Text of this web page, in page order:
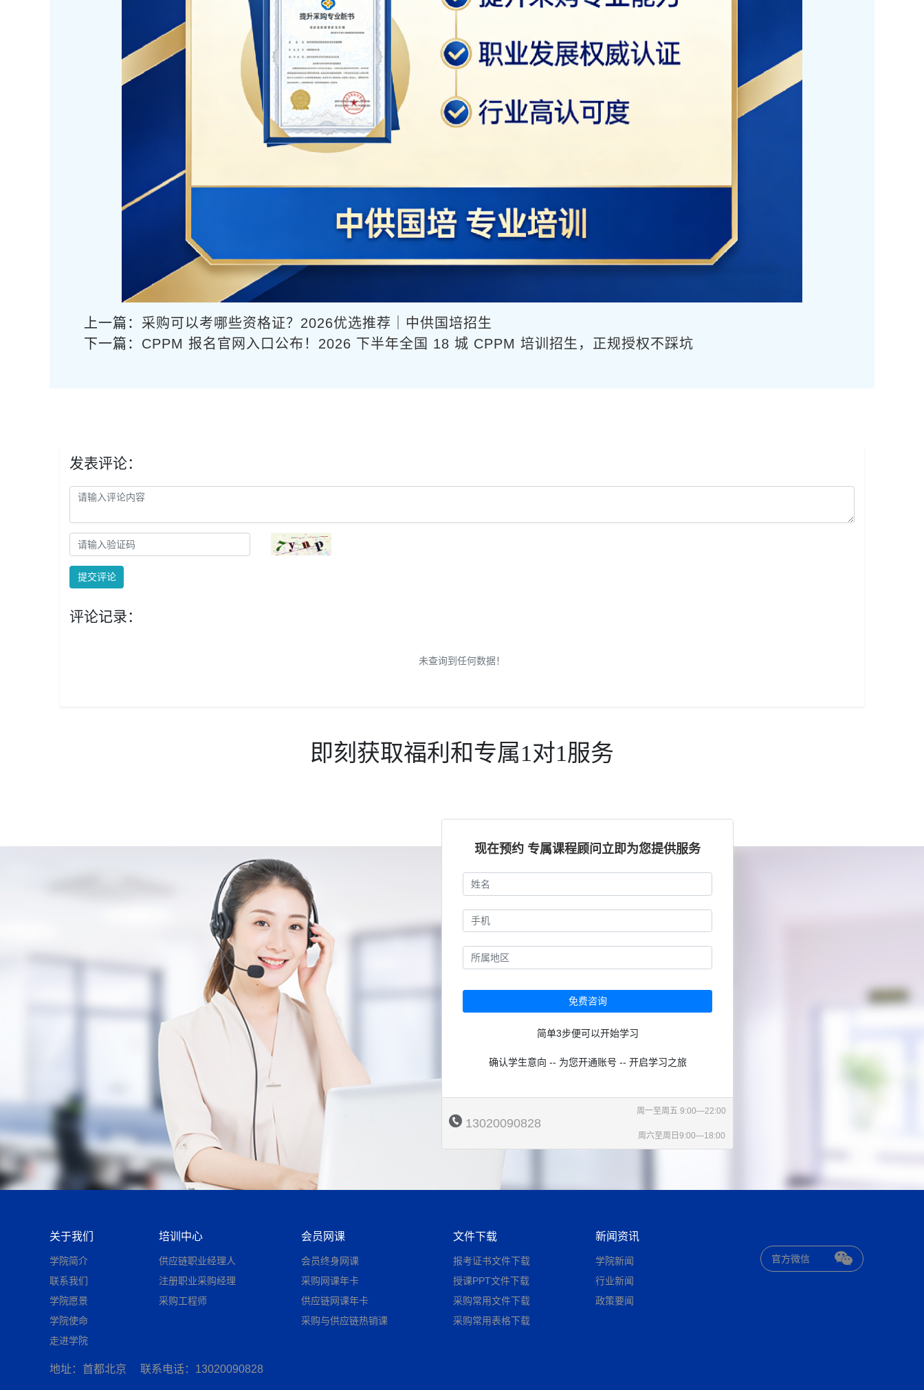
上一篇： 采购可以考哪些资格证？2026优选推荐｜中供国培招生
下一篇： CPPM 报名官网入口公布！2026 下半年全国 18 城 CPPM 培训招生，正规授权不踩坑
发表评论：
提交评论
评论记录：
未查询到任何数据！
即刻获取福利和专属1对1服务
现在预约 专属课程顾问立即为您提供服务
免费咨询
简单3步便可以开始学习
确认学生意向 -- 为您开通账号 -- 开启学习之旅
13020090828
周一至周五 9:00—22:00
周六至周日9:00—18:00
关于我们
学院简介
联系我们
学院愿景
学院使命
走进学院
培训中心
供应链职业经理人
注册职业采购经理
采购工程师
会员网课
会员终身网课
采购网课年卡
供应链网课年卡
采购与供应链热销课
文件下载
报考证书文件下载
授课PPT文件下载
采购常用文件下载
采购常用表格下载
新闻资讯
学院新闻
行业新闻
政策要闻
地址：首都北京 联系电话：13020090828
官方微信